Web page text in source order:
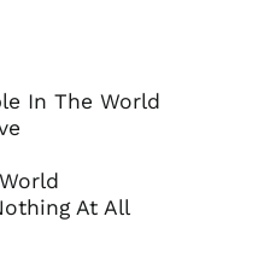
In The World
At All